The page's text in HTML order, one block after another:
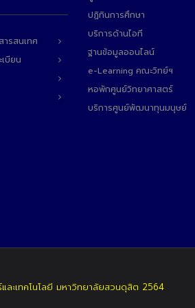
ารสนเทศ
บียน
ปฏิทินการศึกษา
บริการด้านไอที
ฐานข้อมูลออนไลน์
e-Learning คณะวิทย์ฯ
หอพักศูนย์วิทยาศาสตร์
บริการศูนย์พัฒนาทุนมนุษย์
ละเทคโนโลยี มหาวิทยาลัยสวนดุสิต 2564